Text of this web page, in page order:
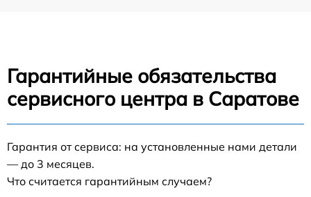
Гарантийные обязательства
сервисного центра в Саратове
Гарантия от сервиса: на установленные нами детали
— до 3 месяцев.
Что считается гарантийным случаем?